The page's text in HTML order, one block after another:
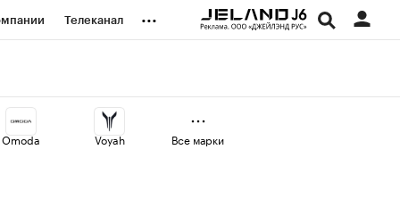
Телеканал ...
Omoda Voyah Все марки